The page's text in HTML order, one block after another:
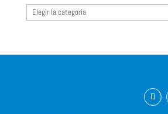
Categorias